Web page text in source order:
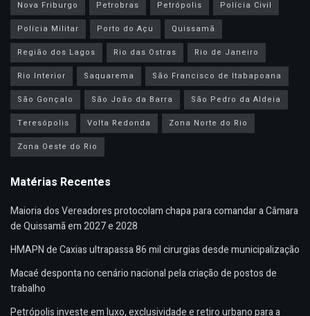
Nova Friburgo
Petrobras Petrópolis
Polícia Civil
Polícia Militar
Porto do Açu
Quissamã
Região dos Lagos
Rio das Ostras
Rio de Janeiro
Rio Interior
Saquarema
São Francisco de Itabapoana
São Gonçalo
São João da Barra
São Pedro da Aldeia
Teresópolis
Volta Redonda
Zona Norte do Rio
Zona Oeste do Rio
Matérias Recentes
Maioria dos Vereadores protocolam chapa para comandar a Câmara
de Quissamã em 2027 e 2028
HMAPN de Caxias ultrapassa 86 mil cirurgias desde municipalização
Macaé desponta no cenário nacional pela criação de postos de
trabalho
Petrópolis investe em luxo, exclusividade e retiro urbano para a